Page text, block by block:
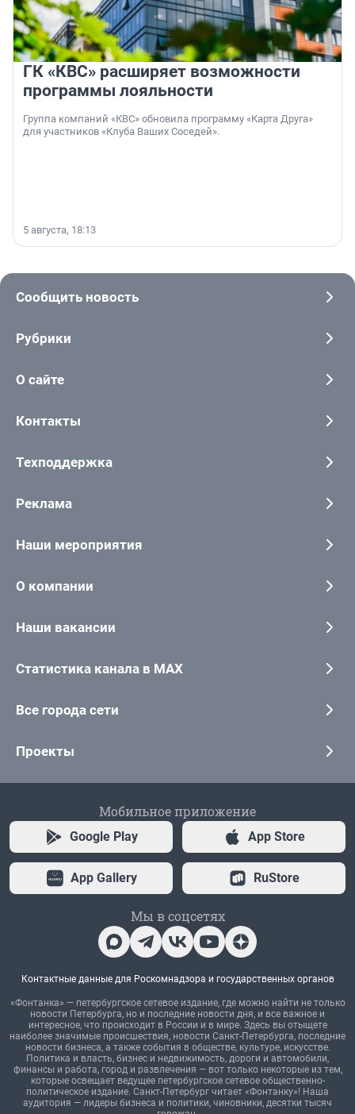
ГК «КВС» расширяет возможности
программы лояльности
Группа компаний «КВС» обновила программу «Карта Друга»
для участников «Клуба Ваших Соседей».
5 августа, 18:13
Сообщить новость
Рубрики
О сайте
Контакты
Техподдержка
Реклама
Наши мероприятия
О компании
Наши вакансии
Статистика канала в MAX
Все города сети
Проекты
Мобильное приложение
Google Play App Store
App Gallery RuStore
Мы в соцсетях
Контактные данные для Роскомнадзора и государственных органов
«Фонтанка» — петербургское сетевое издание, где можно найти не только
новости Петербурга, но и последние новости дня, и все важное и
интересное, что происходит в России и в мире. Здесь вы отыщете
наиболее значимые происшествия, новости Санкт-Петербурга, последние
новости бизнеса, а также события в обществе, культуре, искусстве.
Политика и власть, бизнес и недвижимость, дороги и автомобили,
финансы и работа, город и развлечения — вот только некоторые из тем,
которые освещает ведущее петербургское сетевое общественно-
политическое издание. Санкт-Петербург читает «Фонтанку»! Наша
аудитория — лидеры бизнеса и политики, чиновники, десятки тысяч